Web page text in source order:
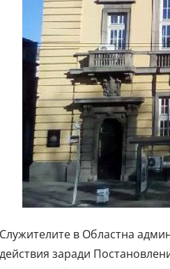
Служителите в Областна
действия заради